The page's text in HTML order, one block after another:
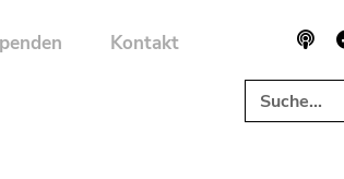
Kontakt